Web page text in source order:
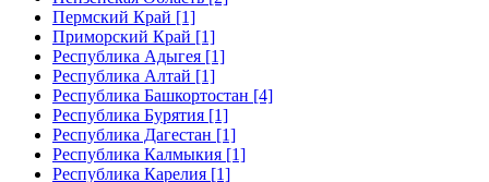
Пермский Край [1]
Приморский Край [1]
Республика Адыгея [1]
Республика Алтай [1]
Республика Башкортостан [4]
Республика Бурятия [1]
Республика Дагестан [1]
Республика Калмыкия [1]
Республика Карелия [1]